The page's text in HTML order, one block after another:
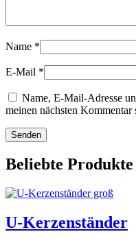
Name *
E-Mail *
Name, E-Mail-Adresse
meinen nächsten Kommentar
Beliebte Produkte
U-Kerzenständer